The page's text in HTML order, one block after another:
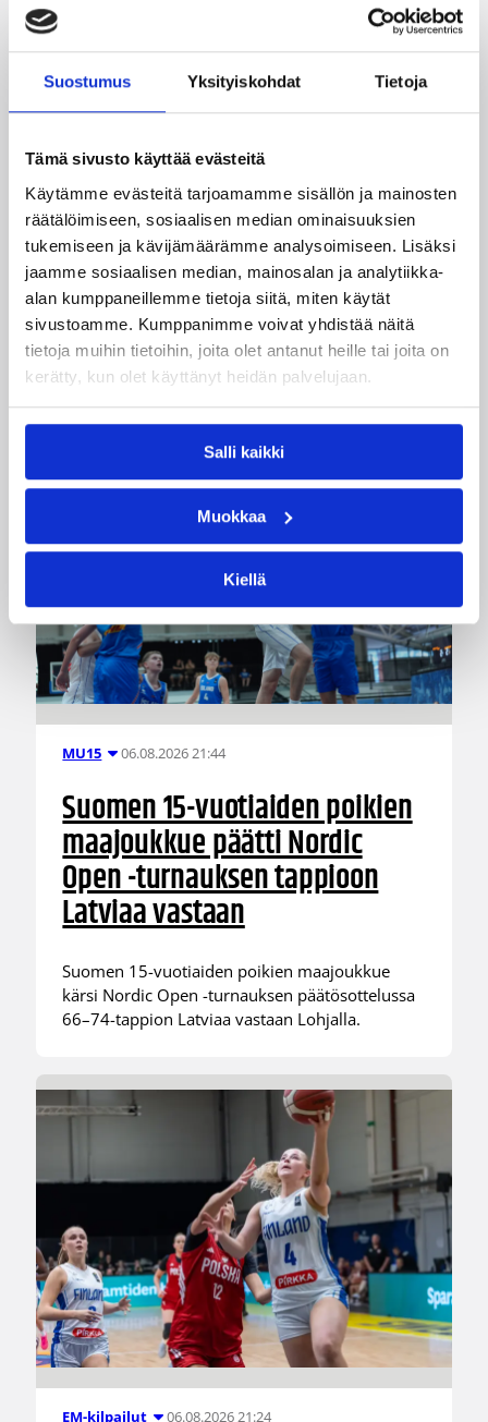
Suostumus Yksityiskohdat Tietoja
Tämä sivusto käyttää evästeitä
Käytämme evästeitä tarjoamamme sisällön ja mainosten
räätälöimiseen, sosiaalisen median ominaisuuksien
tukemiseen ja kävijämäärämme analysoimiseen. Lisäksi
jaamme sosiaalisen median, mainosalan ja analytiikka-
alan kumppaneillemme tietoja siitä, miten käytät
sivustoamme. Kumppanimme voivat yhdistää näitä
tietoja muihin tietoihin, joita olet antanut heille tai joita on
kerätty, kun olet käyttänyt heidän palvelujaan.
Salli kaikki
Muokkaa
Kiellä
Susiladiesin puolustus rautaa
Tukholmassa –
harvinaislaatuinen voitto
Liettuasta
Susiladies nappasi harvinaislaatuisen voiton
Liettuasta Tukholmassa pelatussa maaottelussa.
Susiladies voitti vakuuttavasti Liettuan 81-70
(48-36) Elina Aarnisalon 22 pisteen
johdattamana. Suomi pelaa Tukholmassa vielä
toisen ottelun, kun huomenna vastaan tulee
Ruotsi.
MU15 06.08.2026 21:44
Suomen 15-vuotiaiden poikien
maajoukkue päätti Nordic
Open -turnauksen tappioon
Latviaa vastaan
Suomen 15-vuotiaiden poikien maajoukkue
kärsi Nordic Open -turnauksen päätösottelussa
66–74-tappion Latviaa vastaan Lohjalla.
EM-kilpailut 06.08.2026 21:24